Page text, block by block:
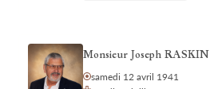
Monsieur Joseph RASKIN
samedi 12 avril 1941